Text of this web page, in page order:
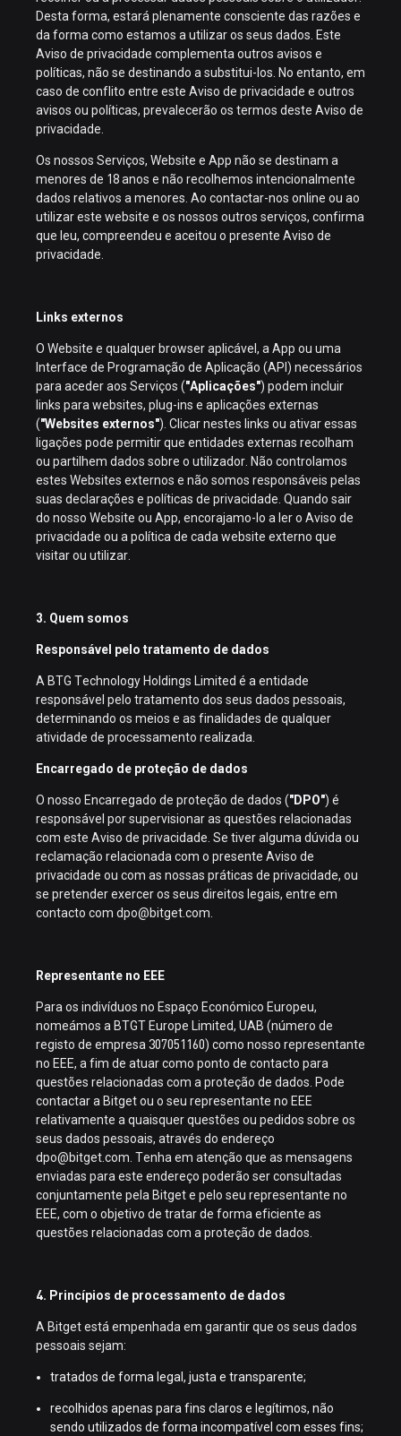
Desta forma, estará plenamente consciente das razões e
da forma como estamos a utilizar os seus dados. Este
Aviso de privacidade complementa outros avisos e
políticas, não se destinando a substitui-los. No entanto, em
caso de conflito entre este Aviso de privacidade e outros
avisos ou políticas, prevalecerão os termos deste Aviso de
privacidade.
Os nossos Serviços, Website e App não se destinam a
menores de 18 anos e não recolhemos intencionalmente
dados relativos a menores. Ao contactar-nos online ou ao
utilizar este website e os nossos outros serviços, confirma
que leu, compreendeu e aceitou o presente Aviso de
privacidade.
Links externos
O Website e qualquer browser aplicável, a App ou uma
Interface de Programação de Aplicação (API) necessários
para aceder aos Serviços ("Aplicações") podem incluir
links para websites, plug-ins e aplicações externas
("Websites externos"). Clicar nestes links ou ativar essas
ligações pode permitir que entidades externas recolham
ou partilhem dados sobre o utilizador. Não controlamos
estes Websites externos e não somos responsáveis pelas
suas declarações e políticas de privacidade. Quando sair
do nosso Website ou App, encorajamo-lo a ler o Aviso de
privacidade ou a política de cada website externo que
visitar ou utilizar.
3. Quem somos
Responsável pelo tratamento de dados
A BTG Technology Holdings Limited é a entidade
responsável pelo tratamento dos seus dados pessoais,
determinando os meios e as finalidades de qualquer
atividade de processamento realizada.
Encarregado de proteção de dados
O nosso Encarregado de proteção de dados ("DPO") é
responsável por supervisionar as questões relacionadas
com este Aviso de privacidade. Se tiver alguma dúvida ou
reclamação relacionada com o presente Aviso de
privacidade ou com as nossas práticas de privacidade, ou
se pretender exercer os seus direitos legais, entre em
contacto com dpo@bitget.com.
Representante no EEE
Para os indivíduos no Espaço Económico Europeu,
nomeámos a BTGT Europe Limited, UAB (número de
registo de empresa 307051160) como nosso representante
no EEE, a fim de atuar como ponto de contacto para
questões relacionadas com a proteção de dados. Pode
contactar a Bitget ou o seu representante no EEE
relativamente a quaisquer questões ou pedidos sobre os
seus dados pessoais, através do endereço
dpo@bitget.com. Tenha em atenção que as mensagens
enviadas para este endereço poderão ser consultadas
conjuntamente pela Bitget e pelo seu representante no
EEE, com o objetivo de tratar de forma eficiente as
questões relacionadas com a proteção de dados.
4. Princípios de processamento de dados
A Bitget está empenhada em garantir que os seus dados
pessoais sejam:
tratados de forma legal, justa e transparente;
recolhidos apenas para fins claros e legítimos, não
sendo utilizados de forma incompatível com esses fins;